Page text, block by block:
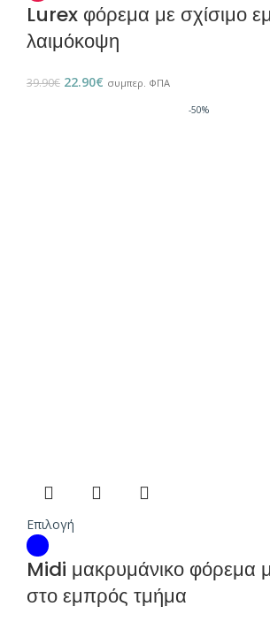
Lurex φόρεμα με σχίσιμο
λαιμόκοψη
39.90€ 22.90€ συμπερ. ΦΠΑ
-50%
Επιλογή
Midi μακρυμάνικο φόρεμα
στο εμπρός τμήμα